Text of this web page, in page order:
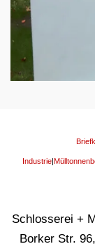
Industrie|
Schlosserei +
Borker Str.